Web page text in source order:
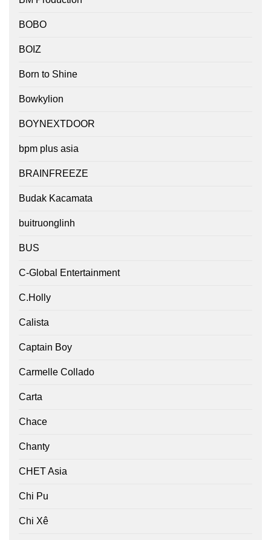
BOBO
BOIZ
Born to Shine
Bowkylion
BOYNEXTDOOR
bpm plus asia
BRAINFREEZE
Budak Kacamata
buitruonglinh
BUS
C-Global Entertainment
C.Holly
Calista
Captain Boy
Carmelle Collado
Carta
Chace
Chanty
CHET Asia
Chi Pu
Chi Xê